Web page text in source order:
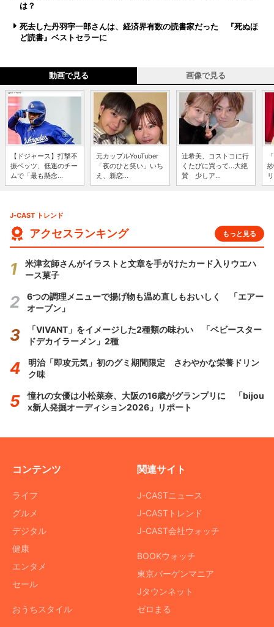
は？
死去した丹羽宇一郎さんは、経済界有数の読書家だった 『死ぬほ
ど読書』ベストセラーに
動画で見る 画像で見る
【ドジャース】打撃不
振ベッツ、低迷のチー
ムで「最も懸念...
元カップルYouTuber
「夜のひと笑い」いち
え、新恋...
辻希美、コストコに行
くたびに買って...大絶
賛 少しア...
J-CAST トレンド
アクセスランキング もっと見る
米津玄師さんがイラストと文章を手がけたカード入りウエハ
ース菓子
6つの調理メニューで揚げ物も温め直しもおいしく 「エアー
オーブン」
「VIVANT」をイメージした2種類の味わい 「ベビースター
ドデカイラーメン」2種
明治「即攻元気」初のグミ期間限定 さわやかな栄養ドリン
ク味
憧れの女優は小松菜奈、大阪の16歳がグランプリに 「bijou
x新人発掘オーディション2026」リポート
コンテンツ
ライフ
グルメ
デジタル
健康
エンタメ
セール
おうちスタイル
関連サイト
J-CASTニュース
J-CASTトレンド
J-CAST会社ウォッチ
BOOKウォッチ
東京バーゲンマニア
Jタウンネット
ゼロまる